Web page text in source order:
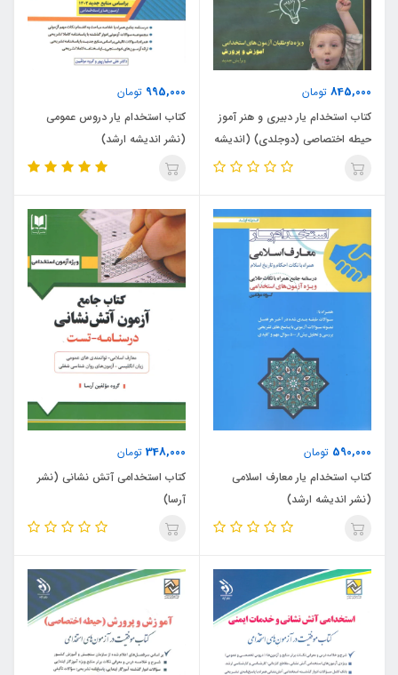
845,000 تومان
کتاب استخدام یار دبیری و هنر آموز
حیطه اختصاصی (دوجلدی) (اندیشه
ارشد)
995,000 تومان
کتاب استخدام یار دروس عمومی
(نشر اندیشه ارشد)
590,000 تومان
کتاب استخدام یار معارف اسلامی
(نشر اندیشه ارشد)
348,000 تومان
کتاب استخدامی آتش نشانی (نشر
آرسا)